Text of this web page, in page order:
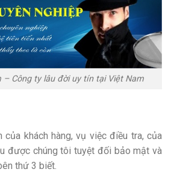
Công ty lâu đời uy tín tại Việt Nam
của khách hàng, vụ việc điều tra, của
được chúng tôi tuyệt đối bảo mật và
thứ 3 biết.